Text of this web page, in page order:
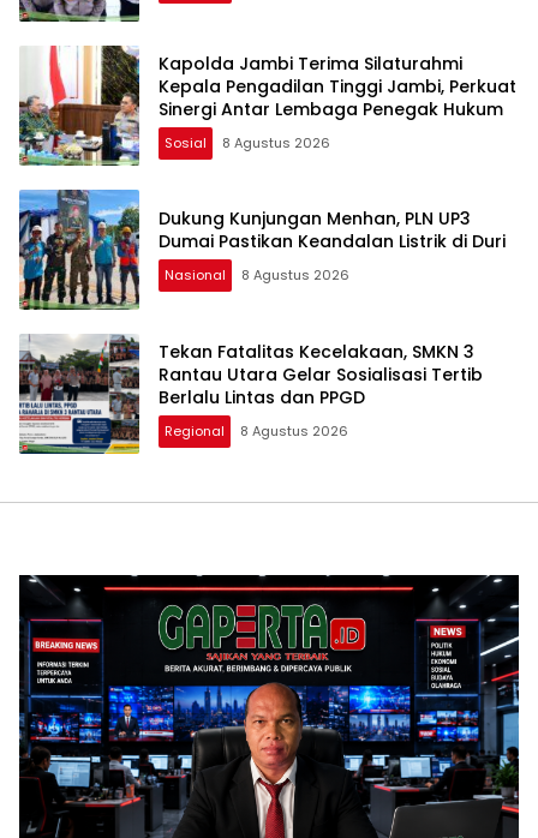
Kapolda Jambi Terima Silaturahmi
Kepala Pengadilan Tinggi Jambi, Perkuat
Sinergi Antar Lembaga Penegak Hukum
Sosial 8 Agustus 2026
Dukung Kunjungan Menhan, PLN UP3
Dumai Pastikan Keandalan Listrik di Duri
Nasional 8 Agustus 2026
Tekan Fatalitas Kecelakaan, SMKN 3
Rantau Utara Gelar Sosialisasi Tertib
Berlalu Lintas dan PPGD
Regional 8 Agustus 2026